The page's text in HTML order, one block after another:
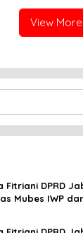
View More
Fitriani DPRD
Mubes IWP